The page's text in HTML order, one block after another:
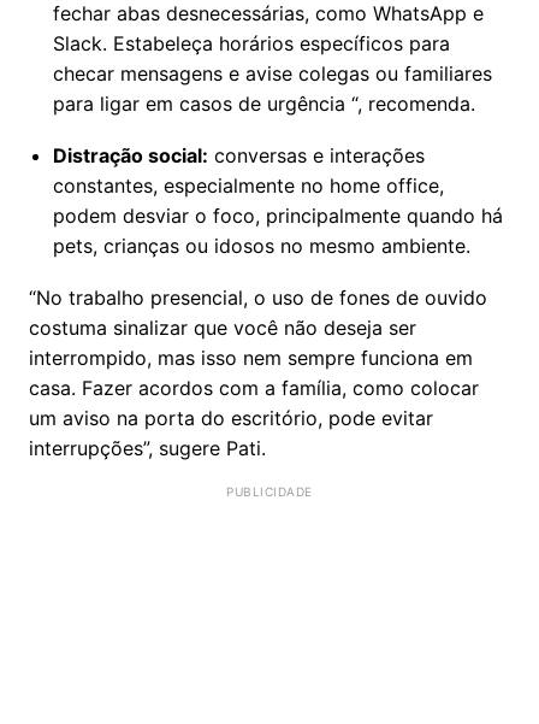
fechar abas desnecessárias, como WhatsApp e
Slack. Estabeleça horários específicos para
checar mensagens e avise colegas ou familiares
para ligar em casos de urgência “, recomenda.
Distração social: conversas e interações
constantes, especialmente no home office,
podem desviar o foco, principalmente quando há
pets, crianças ou idosos no mesmo ambiente.
“No trabalho presencial, o uso de fones de ouvido
costuma sinalizar que você não deseja ser
interrompido, mas isso nem sempre funciona em
casa. Fazer acordos com a família, como colocar
um aviso na porta do escritório, pode evitar
interrupções”, sugere Pati.